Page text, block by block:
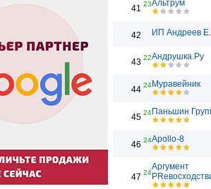
41 23Альтрум
42 ИП Андреев
43 22Андрушка.Ру
44 24Муравейник
45 24Паньшин
46 24Apollo-8
47 24
Аргумент